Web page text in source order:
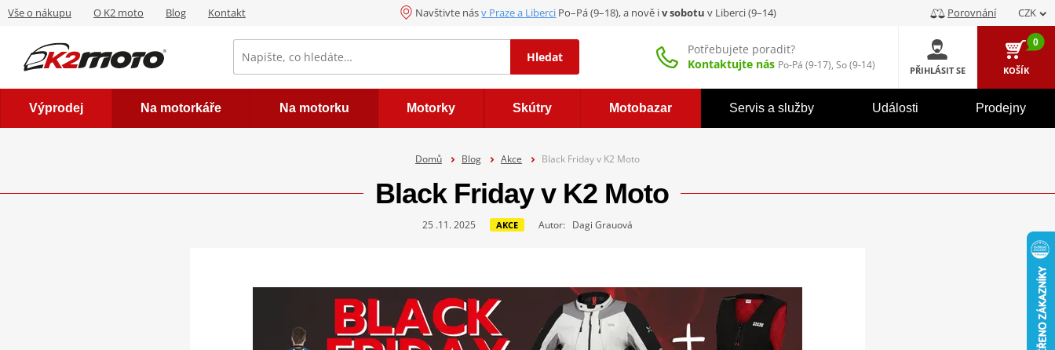
Vše o nákupu O K2 moto Blog Kontakt Navštivte násv Praze a Liberci Po–Pá (9–18), a nově iv sobotu v Liberci (9–14) Porovnání CZK
Hledat
Potřebujete poradit?
Kontaktujte nás Po-Pá (9-17), So (9-14) PŘIHLÁSIT SE
0
KOŠÍK
Výprodej Na motorkáře Na motorku Motorky Skútry Motobazar Servis a služby Události Prodejny
Domů Blog Akce Black Friday v K2 Moto
Black Friday v K2 Moto
25 .11. 2025 AKCE Autor: Dagi Grauová